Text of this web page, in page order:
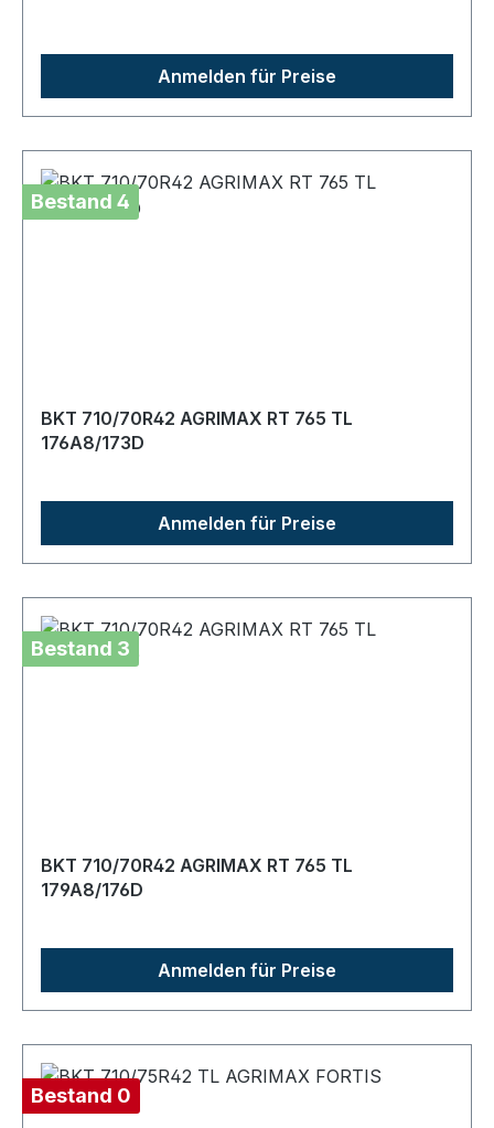
Anmelden für Preise
Bestand 4
BKT 710/70R42 AGRIMAX RT 765 TL
176A8/173D
Anmelden für Preise
Bestand 3
BKT 710/70R42 AGRIMAX RT 765 TL
179A8/176D
Anmelden für Preise
Bestand 0